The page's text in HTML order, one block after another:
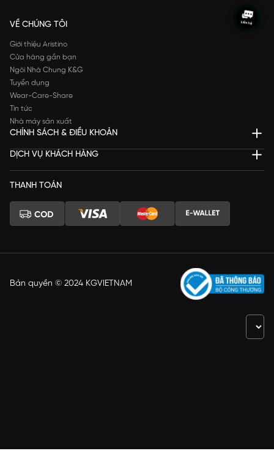
VỀ CHÚNG TÔI
Giới thiệu Aristino
Cửa hàng gần bạn
Ngôi Nhà Chung K&G
Tuyển dụng
Wear-Care-Share
Tin tức
Nhà máy sản xuất
CHÍNH SÁCH & ĐIỀU KHOẢN
DỊCH VỤ KHÁCH HÀNG
THANH TOÁN
Bản quyền © 2024 KGVIETNAM